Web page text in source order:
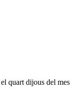
quart dijous del mes